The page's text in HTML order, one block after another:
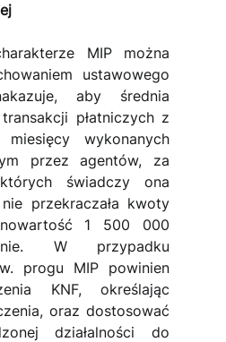
MIP można
ustawowego
aby średnia
płatniczych z
wykonanych
przez agentów, za
świadczy ona
nie przekraczała kwoty
1 500 000
W przypadku
progu MIP powinien
KNF, określając
oraz dostosować
działalności do